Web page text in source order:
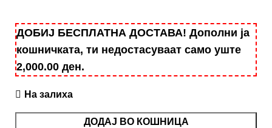
ДОБИЈ БЕСПЛАТНА ДОСТАВА! Дополни ја
кошничката, ти недостасуваат само уште
2,000.00 ден.
На залиха
ДОДАЈ ВО КОШНИЦА